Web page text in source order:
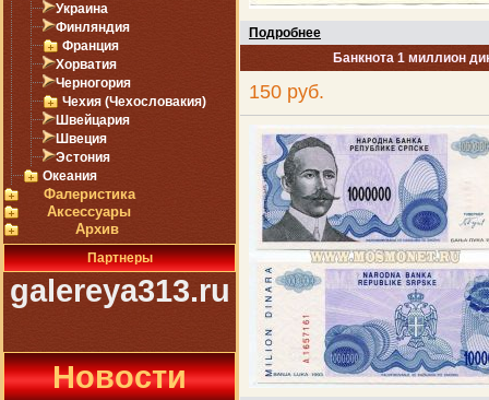
Украина
Финляндия
Франция
Хорватия
Черногория
Чехия (Чехословакия)
Швейцария
Швеция
Эстония
Океания
Фалеристика
Аксессуары
Архив
Партнеры
galereya313.ru
Новости
Подробнее
Банкнота 1 миллион
150 руб.